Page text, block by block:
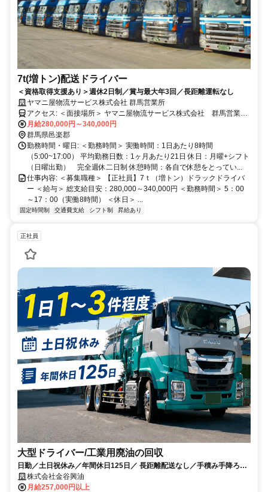
7t(増トン)配送ドライバー
＜資格取得支援あり＞週休2日制／賞与最大年3回／長距離運転なし
ヤマニ屋物流サービス株式会社 群馬営業所
アクセス: ＜面接場所＞ ヤマニ屋物流サービス株式会社 群馬営業所
月給280,000円～340,000円
群馬県邑楽郡
勤務時間・曜日: ＜勤務時間＞ 実働時間：1日あたり8時間
（5:00~17:00） 平均勤務日数：1ヶ月あたり21日 休日：月曜+シフト
（日曜出勤） 完全週休二日制 休憩時間：各自で休憩をとってい...
仕事内容: ＜募集職種＞ 【正社員】7ｔ（増トン）ドラックドライバ
ー ＜給与＞ 総支給目安：280,000～340,000円 ＜勤務時間＞ 5：00
～17：00（実働8時間） ＜休日＞ ...
固定時間制 交通費支給 シフト制 昇給あり
正社員
大型ドライバー/工業用廃油の回収
日勤／土日祝休み／年間休日125日／ 長距離配送なし／手積み手降ろし
なし／1日1～3件程度
株式会社金谷興油
月給257,000円以上